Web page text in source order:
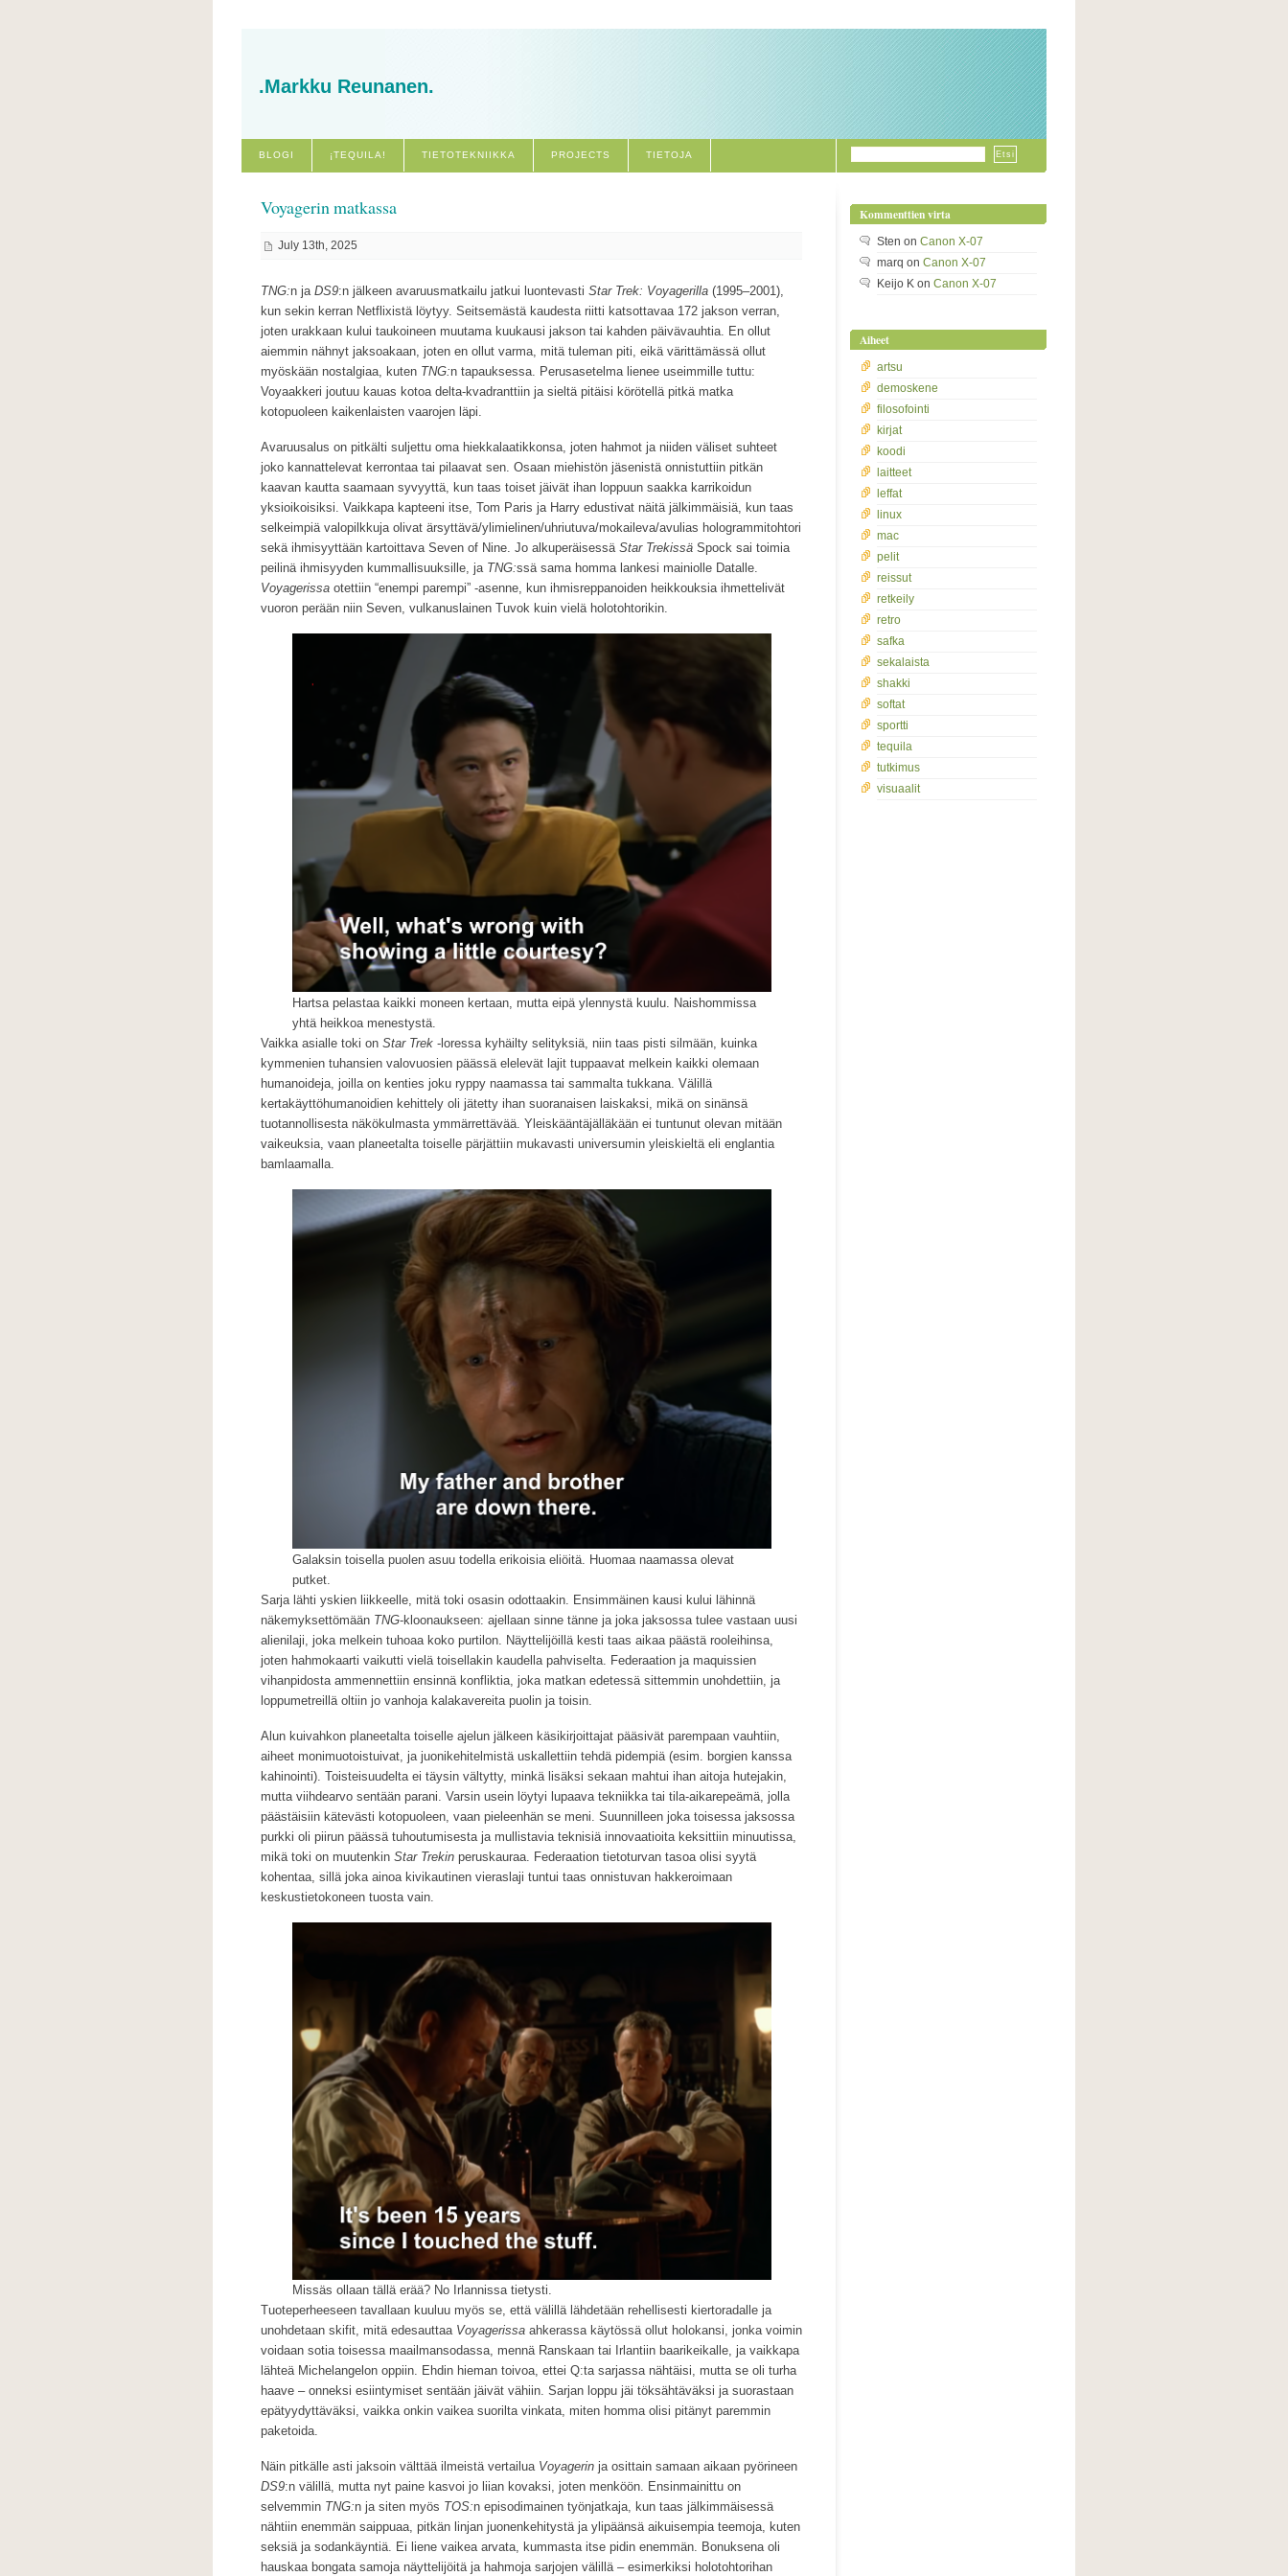
.Markku Reunanen.
BLOGI ¡TEQUILA! TIETOTEKNIIKKA PROJECTS TIETOJA
Voyagerin matkassa
July 13th, 2025
TNG:n ja DS9:n jälkeen avaruusmatkailu jatkui luontevasti Star Trek: Voyagerilla (1995–2001),
kun sekin kerran Netflixistä löytyy. Seitsemästä kaudesta riitti katsottavaa 172 jakson verran,
joten urakkaan kului taukoineen muutama kuukausi jakson tai kahden päivävauhtia. En ollut
aiemmin nähnyt jaksoakaan, joten en ollut varma, mitä tuleman piti, eikä värittämässä ollut
myöskään nostalgiaa, kuten TNG:n tapauksessa. Perusasetelma lienee useimmille tuttu:
Voyaakkeri joutuu kauas kotoa delta-kvadranttiin ja sieltä pitäisi körötellä pitkä matka
kotopuoleen kaikenlaisten vaarojen läpi.
Avaruusalus on pitkälti suljettu oma hiekkalaatikkonsa, joten hahmot ja niiden väliset suhteet
joko kannattelevat kerrontaa tai pilaavat sen. Osaan miehistön jäsenistä onnistuttiin pitkän
kaavan kautta saamaan syvyyttä, kun taas toiset jäivät ihan loppuun saakka karrikoidun
yksioikoisiksi. Vaikkapa kapteeni itse, Tom Paris ja Harry edustivat näitä jälkimmäisiä, kun taas
selkeimpiä valopilkkuja olivat ärsyttävä/ylimielinen/uhriutuva/mokaileva/avulias hologrammitohtori
sekä ihmisyyttään kartoittava Seven of Nine. Jo alkuperäisessä Star Trekissä Spock sai toimia
peilinä ihmisyyden kummallisuuksille, ja TNG:ssä sama homma lankesi mainiolle Datalle.
Voyagerissa otettiin “enempi parempi” -asenne, kun ihmisreppanoiden heikkouksia ihmettelivät
vuoron perään niin Seven, vulkanuslainen Tuvok kuin vielä holotohtorikin.
Hartsa pelastaa kaikki moneen kertaan, mutta eipä ylennystä kuulu. Naishommissa
yhtä heikkoa menestystä.
Vaikka asialle toki on Star Trek -loressa kyhäilty selityksiä, niin taas pisti silmään, kuinka
kymmenien tuhansien valovuosien päässä elelevät lajit tuppaavat melkein kaikki olemaan
humanoideja, joilla on kenties joku ryppy naamassa tai sammalta tukkana. Välillä
kertakäyttöhumanoidien kehittely oli jätetty ihan suoranaisen laiskaksi, mikä on sinänsä
tuotannollisesta näkökulmasta ymmärrettävää. Yleiskääntäjälläkään ei tuntunut olevan mitään
vaikeuksia, vaan planeetalta toiselle pärjättiin mukavasti universumin yleiskieltä eli englantia
bamlaamalla.
Galaksin toisella puolen asuu todella erikoisia eliöitä. Huomaa naamassa olevat
putket.
Sarja lähti yskien liikkeelle, mitä toki osasin odottaakin. Ensimmäinen kausi kului lähinnä
näkemyksettömään TNG-kloonaukseen: ajellaan sinne tänne ja joka jaksossa tulee vastaan uusi
alienilaji, joka melkein tuhoaa koko purtilon. Näyttelijöillä kesti taas aikaa päästä rooleihinsa,
joten hahmokaarti vaikutti vielä toisellakin kaudella pahviselta. Federaation ja maquissien
vihanpidosta ammennettiin ensinnä konfliktia, joka matkan edetessä sittemmin unohdettiin, ja
loppumetreillä oltiin jo vanhoja kalakavereita puolin ja toisin.
Alun kuivahkon planeetalta toiselle ajelun jälkeen käsikirjoittajat pääsivät parempaan vauhtiin,
aiheet monimuotoistuivat, ja juonikehitelmistä uskallettiin tehdä pidempiä (esim. borgien kanssa
kahinointi). Toisteisuudelta ei täysin vältytty, minkä lisäksi sekaan mahtui ihan aitoja hutejakin,
mutta viihdearvo sentään parani. Varsin usein löytyi lupaava tekniikka tai tila-aikarepeämä, jolla
päästäisiin kätevästi kotopuoleen, vaan pieleenhän se meni. Suunnilleen joka toisessa jaksossa
purkki oli piirun päässä tuhoutumisesta ja mullistavia teknisiä innovaatioita keksittiin minuutissa,
mikä toki on muutenkin Star Trekin peruskauraa. Federaation tietoturvan tasoa olisi syytä
kohentaa, sillä joka ainoa kivikautinen vieraslaji tuntui taas onnistuvan hakkeroimaan
keskustietokoneen tuosta vain.
Missäs ollaan tällä erää? No Irlannissa tietysti.
Tuoteperheeseen tavallaan kuuluu myös se, että välillä lähdetään rehellisesti kiertoradalle ja
unohdetaan skifit, mitä edesauttaa Voyagerissa ahkerassa käytössä ollut holokansi, jonka voimin
voidaan sotia toisessa maailmansodassa, mennä Ranskaan tai Irlantiin baarikeikalle, ja vaikkapa
lähteä Michelangelon oppiin. Ehdin hieman toivoa, ettei Q:ta sarjassa nähtäisi, mutta se oli turha
haave – onneksi esiintymiset sentään jäivät vähiin. Sarjan loppu jäi töksähtäväksi ja suorastaan
epätyydyttäväksi, vaikka onkin vaikea suorilta vinkata, miten homma olisi pitänyt paremmin
paketoida.
Näin pitkälle asti jaksoin välttää ilmeistä vertailua Voyagerin ja osittain samaan aikaan pyörineen
DS9:n välillä, mutta nyt paine kasvoi jo liian kovaksi, joten menköön. Ensinmainittu on
selvemmin TNG:n ja siten myös TOS:n episodimainen työnjatkaja, kun taas jälkimmäisessä
nähtiin enemmän saippuaa, pitkän linjan juonenkehitystä ja ylipäänsä aikuisempia teemoja, kuten
seksiä ja sodankäyntiä. Ei liene vaikea arvata, kummasta itse pidin enemmän. Bonuksena oli
hauskaa bongata samoja näyttelijöitä ja hahmoja sarjojen välillä – esimerkiksi holotohtorihan
Kommenttien virta
Sten on Canon X-07
marq on Canon X-07
Keijo K on Canon X-07
Aiheet
artsu
demoskene
filosofointi
kirjat
koodi
laitteet
leffat
linux
mac
pelit
reissut
retkeily
retro
safka
sekalaista
shakki
softat
sportti
tequila
tutkimus
visuaalit